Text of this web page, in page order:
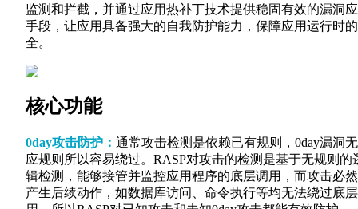
监测和拦截，并通过应用热补丁技术提供稳固有效的漏洞
手段，让应用具备强大的自我防护能力，保障应用运行时
全。
核心功能
0day攻击防护： 通常攻击检测是依赖已有规则，0day漏洞
应规则所以容易绕过。RASP对攻击的检测是基于无规则的
辑检测，能够接管并监控应用程序的底层调用，而攻击必
产生后续动作，如数据库访问、命令执行等均无法绕过底